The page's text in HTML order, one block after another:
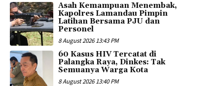
Asah Kemampuan Menembak,
Kapolres Lamandau Pimpin
Latihan Bersama PJU dan
Personel
8 August 2026 13:43 PM
60 Kasus HIV Tercatat di
Palangka Raya, Dinkes: Tak
Semuanya Warga Kota
8 August 2026 13:40 PM